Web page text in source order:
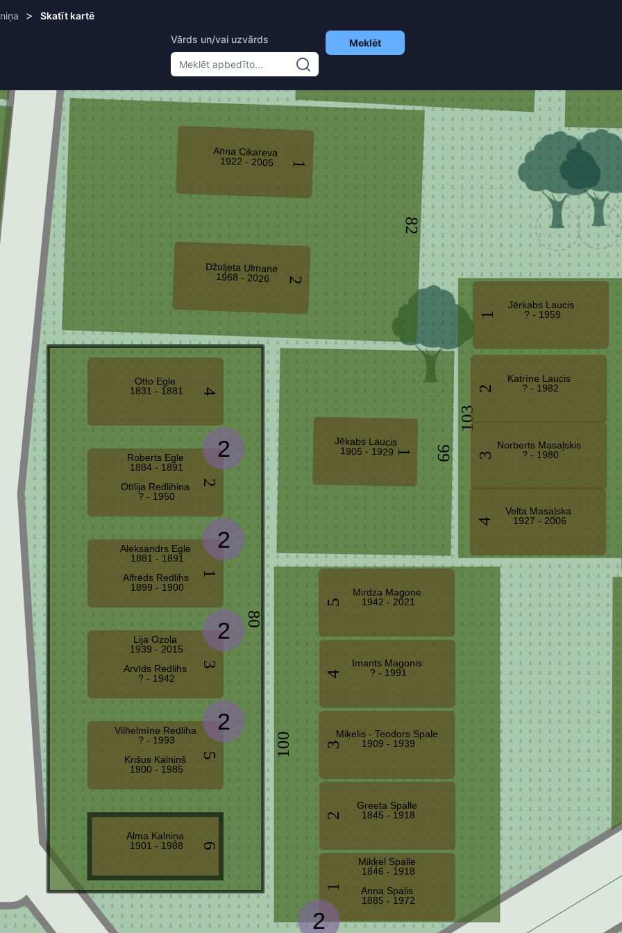
> Skatīt kartē
Vārds un/vai uzvārds Meklēt
99
100
103
80
82
1
1
2
3
4
1
1
2
3
4
5
1
2
5
6
3
4
2
Anna Cikareva
1922 - 2005
Aleksandrs Egle
1881 - 1891
Alfrēds Redlihs
1899 - 1900
Roberts Egle
1884 - 1891
Otīlija Redlihina
? - 1950
Lija Ozola
1939 - 2015
Arvīds Redlihs
? - 1942
Otto Egle
1831 - 1881
Jēkabs Laucis
1905 - 1929
Miķķel Spalle
1846 - 1918
Anna Spalis
1885 - 1972
Greeta Spalle
1845 - 1918
Miķelis - Teodors Spale
1909 - 1939
Imants Magonis
? - 1991
Mirdza Magone
1942 - 2021
Jērkabs Laucis
? - 1959
Katrīne Laucis
? - 1982
Vilhelmīne Redliha
? - 1993
Krišus Kalniņš
1900 - 1985
Alma Kalniņa
1901 - 1988
Norberts Masaļskis
? - 1980
Velta Masaļska
1927 - 2006
Džuljeta Ulmane
1968 - 2026
2
2
2
2
2